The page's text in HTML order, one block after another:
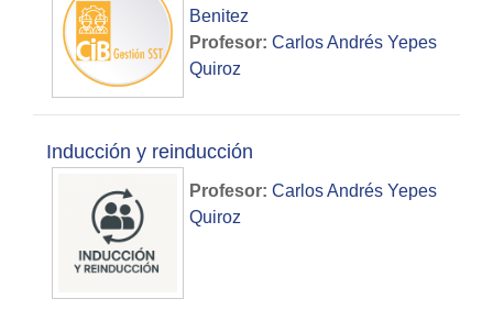
Benitez
Profesor:Carlos Andrés Yepes
Quiroz
Inducción y reinducción
Profesor: Carlos Andrés Yepes
Quiroz